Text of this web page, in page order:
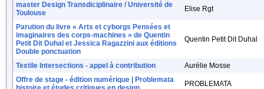
master Design Transdiciplinaire / Université de
Toulouse
Elise Rgt
Parution du livre « Arts et cyborgs Pensées et
imaginaires des corps-machines » de Quentin
Petit Dit Duhal et Jessica Ragazzini aux éditions
Double ponctuation
Quentin Petit Dit Duhal
Textile Intersections - appel à contribution
Aurélie Mosse
Offre de stage - édition numérique | Problemata
PROBLEMATA